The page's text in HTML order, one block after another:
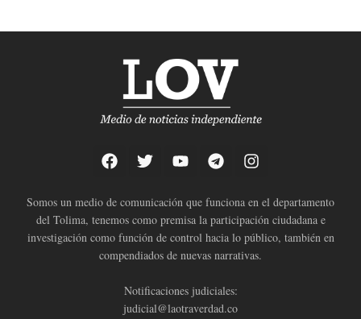
Somos un medio de comunicación que funciona en el departamento
del Tolima, tenemos como premisa la participación ciudadana e
investigación como función de control hacia lo público, también en
compendiados de nuevas narrativas.
Notificaciones judiciales:
judicial@laotraverdad.co